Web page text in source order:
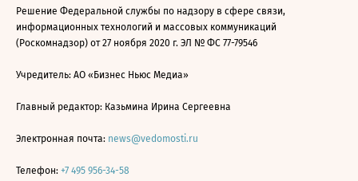
Решение Федеральной службы по надзору в сфере связи,
информационных технологий и массовых коммуникаций
(Роскомнадзор) от 27 ноября 2020 г. ЭЛ № ФС 77-79546
Учредитель: АО «Бизнес Ньюс Медиа»
Главный редактор: Казьмина Ирина Сергеевна
Электронная почта: news@vedomosti.ru
Телефон: +7 495 956-34-58